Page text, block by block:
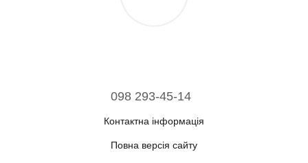
098 293-45-14
Контактна інформація
Повна версія сайту